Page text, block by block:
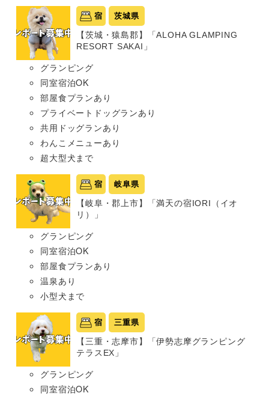
宿 茨城県
【茨城・猿島郡】「ALOHA GLAMPING
RESORT SAKAI」
グランピング
同室宿泊OK
部屋食プランあり
プライベートドッグランあり
共用ドッグランあり
わんこメニューあり
超大型犬まで
宿 岐阜県
【岐阜・郡上市】「満天の宿IORI（イオ
リ）」
グランピング
同室宿泊OK
部屋食プランあり
温泉あり
小型犬まで
宿 三重県
【三重・志摩市】「伊勢志摩グランピング
テラスEX」
グランピング
同室宿泊OK